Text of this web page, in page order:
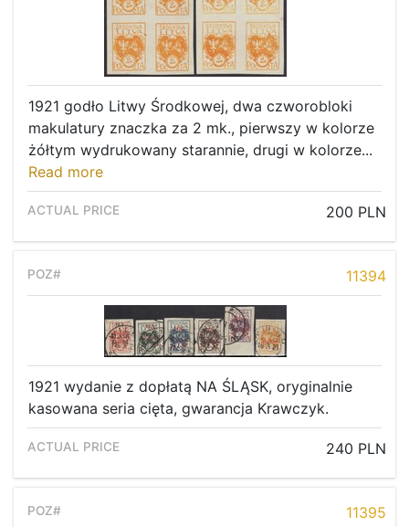
1921 godło Litwy Środkowej, dwa czworobloki
makulatury znaczka za 2 mk., pierwszy w kolorze
żółtym wydrukowany starannie, drugi w kolorze...
Read more
200 PLN
11394
1921 wydanie z dopłatą NA ŚLĄSK, oryginalnie
kasowana seria cięta, gwarancja Krawczyk.
240 PLN
11395